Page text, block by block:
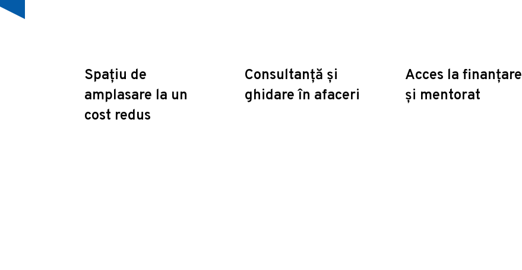
Spațiu de
amplasare la un
cost redus
Consultanță și
ghidare în afaceri
Acces la finanțare
și mentorat